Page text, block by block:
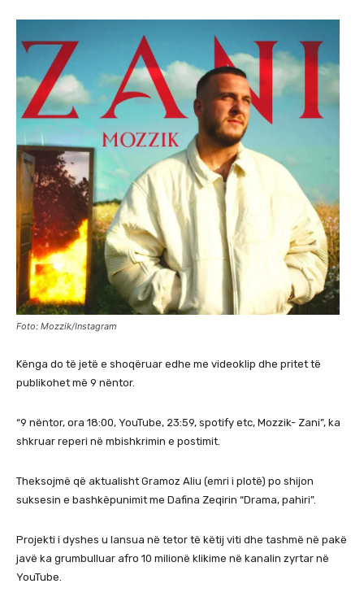
Foto: Mozzik/Instagram
Kënga do të jetë e shoqëruar edhe me videoklip dhe pritet të
publikohet më 9 nëntor.
“9 nëntor, ora 18:00, YouTube, 23:59, spotify etc, Mozzik- Zani”, ka
shkruar reperi në mbishkrimin e postimit.
Theksojmë që aktualisht Gramoz Aliu (emri i plotë) po shijon
suksesin e bashkëpunimit me Dafina Zeqirin “Drama, pahiri”.
Projekti i dyshes u lansua në tetor të këtij viti dhe tashmë në pakë
javë ka grumbulluar afro 10 milionë klikime në kanalin zyrtar në
YouTube.